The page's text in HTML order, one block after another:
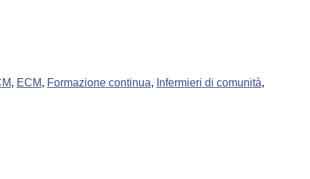
, ECM, Formazione continua, Infermieri di comunità,